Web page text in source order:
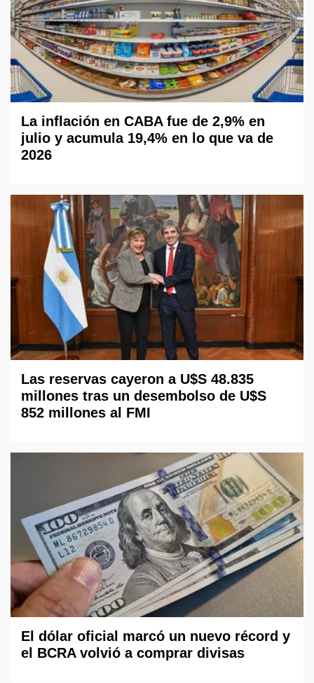
La inflación en CABA fue de 2,9% en
julio y acumula 19,4% en lo que va de
2026
Las reservas cayeron a U$S 48.835
millones tras un desembolso de U$S
852 millones al FMI
El dólar oficial marcó un nuevo récord y
el BCRA volvió a comprar divisas